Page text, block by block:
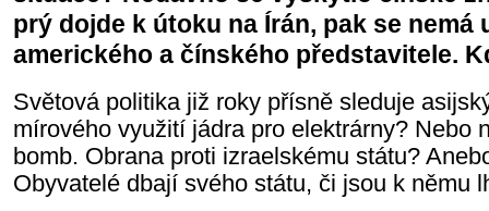
prý dojde k útoku na Írán, pak se
amerického a čínského představitele.
Světová politika již roky přísně sleduje
mírového využití jádra pro elektrárny? Nebo
bomb. Obrana proti izraelskému státu? An
Obyvatelé dbají svého státu, či jsou k němu